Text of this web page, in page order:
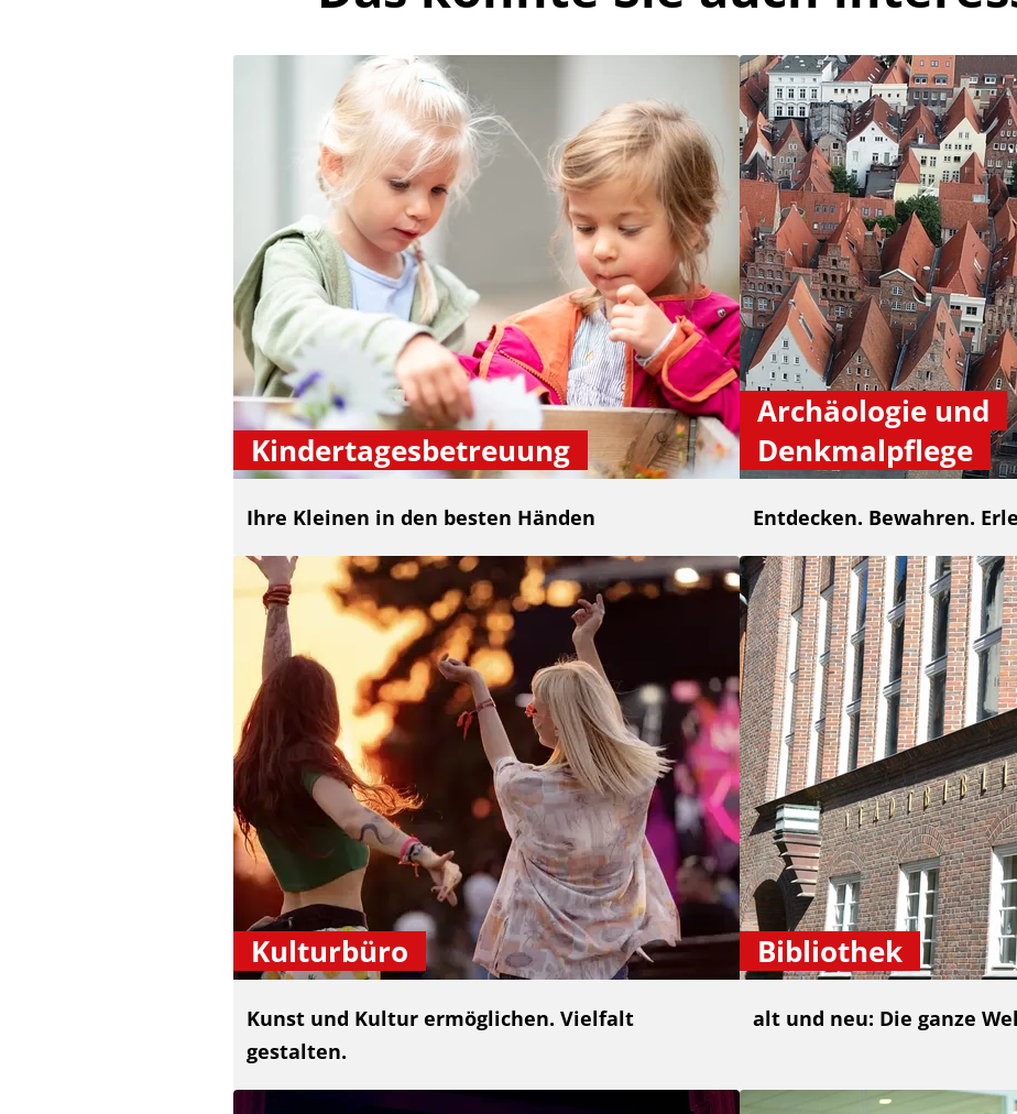
Kindertagesbetreuung
Ihre Kleinen in den besten Händen
Archäologie und
Denkmalpflege
Entdecken. Bewahren.
Kulturbüro
Kunst und Kultur ermöglichen. Vielfalt
gestalten.
Bibliothek
alt und neu: Die ganze